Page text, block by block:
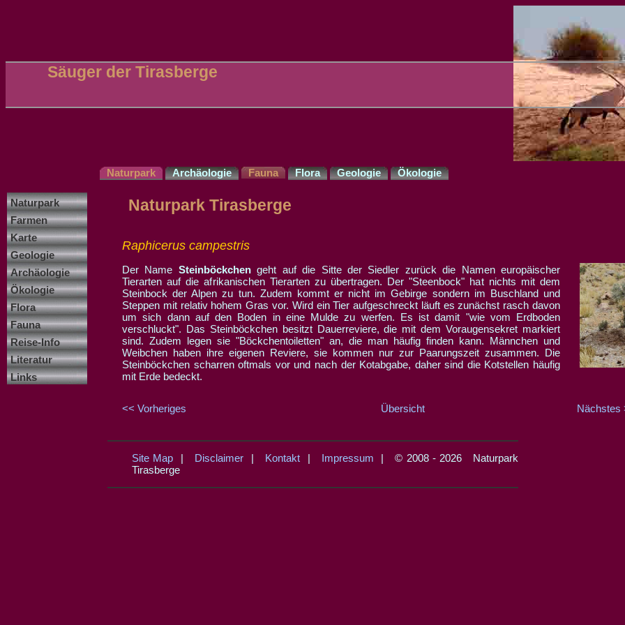
Säuger der Tirasberge
Naturpark Archäologie Fauna Flora Geologie Ökologie
Naturpark
Farmen
Karte
Geologie
Archäologie
Ökologie
Flora
Fauna
Reise-Info
Literatur
Links
Naturpark Tirasberge
Raphicerus campestris
Der Name Steinböckchengeht auf die Sitte der Siedler zurück die Namen europäischer
Tierarten auf die afrikanischen Tierarten zu übertragen. Der "Steenbock" hat nichts mit dem
Steinbock der Alpen zu tun. Zudem kommt er nicht im Gebirge sondern im Buschland und
Steppen mit relativ hohem Gras vor. Wird ein Tier aufgeschreckt läuft es zunächst rasch davon
um sich dann auf den Boden in eine Mulde zu werfen. Es ist damit "wie vom Erdboden
verschluckt". Das Steinböckchen besitzt Dauerreviere, die mit dem Voraugensekret markiert
sind. Zudem legen sie "Böckchentoiletten" an, die man häufig finden kann. Männchen und
Weibchen haben ihre eigenen Reviere, sie kommen nur zur Paarungszeit zusammen. Die
Steinböckchen scharren oftmals vor und nach der Kotabgabe, daher sind die Kotstellen häufig
mit Erde bedeckt.
<< Vorheriges Übersicht Nächstes
Site Map Disclaimer Kontakt| Impressum | © 2008 - 2026 Naturpark
Tirasberge